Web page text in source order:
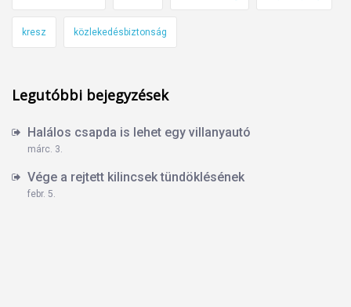
kresz közlekedésbiztonság
Legutóbbi bejegyzések
Halálos csapda is lehet egy villanyautó
márc. 3.
Vége a rejtett kilincsek tündöklésének
febr. 5.